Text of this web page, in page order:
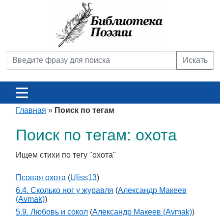
Искать
Главная » Поиск по тегам
Поиск по тегам: охота
Ищем стихи по тегу "охота"
Псовая охота (Uliss13)
6.4. Сколько ног у журавля (Александр Макеев
(Avmak))
5.9. Любовь и сокол (Александр Макеев (Avmak))